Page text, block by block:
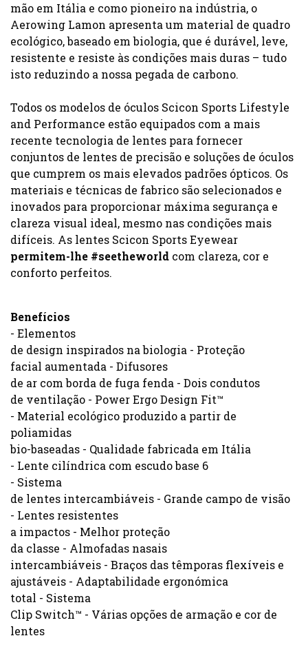
mão em Itália e como pioneiro na indústria, o
Aerowing Lamon apresenta um material de quadro
ecológico, baseado em biologia, que é durável, leve,
resistente e resiste às condições mais duras – tudo
isto reduzindo a nossa pegada de carbono.
Todos os modelos de óculos Scicon Sports Lifestyle
and Performance estão equipados com a mais
recente tecnologia de lentes para fornecer
conjuntos de lentes de precisão e soluções de óculos
que cumprem os mais elevados padrões ópticos. Os
materiais e técnicas de fabrico são selecionados e
inovados para proporcionar máxima segurança e
clareza visual ideal, mesmo nas condições mais
difíceis. As lentes Scicon Sports Eyewear
permitem-lhe #seetheworld com clareza, cor e
conforto perfeitos.
Benefícios
- Elementos
de design inspirados na biologia - Proteção
facial aumentada - Difusores
de ar com borda de fuga fenda - Dois condutos
de ventilação - Power Ergo Design Fit™
- Material ecológico produzido a partir de
poliamidas
bio-baseadas - Qualidade fabricada em Itália
- Lente cilíndrica com escudo base 6
- Sistema
de lentes intercambiáveis - Grande campo de visão
- Lentes resistentes
a impactos - Melhor proteção
da classe - Almofadas nasais
intercambiáveis - Braços das têmporas flexíveis e
ajustáveis - Adaptabilidade ergonómica
total - Sistema
Clip Switch™ - Várias opções de armação e cor de
lentes